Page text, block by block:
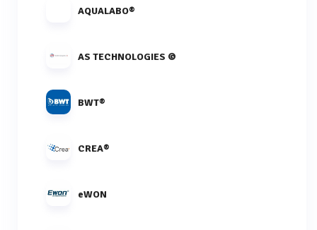
AQUALABO®
AS TECHNOLOGIES ©
BWT®
CREA®
eWON